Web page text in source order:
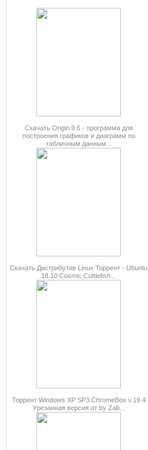
Скачать Origin 9.6 - программа для
построения графиков и диаграмм по
табличным данным...
Скачать Дистрибутив Linux Торрент - Ubuntu
18.10 Cosmic Cuttlefish...
Торрент Windows XP SP3 ChromeBox v.19.4
Урезанная версия от by Zab...